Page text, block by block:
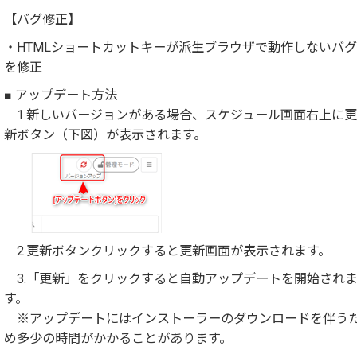
【バグ修正】
・HTMLショートカットキーが派生ブラウザで動作しないバグ
を修正
■ アップデート方法
1.新しいバージョンがある場合、スケジュール画面右上に更
新ボタン（下図）が表示されます。
2.更新ボタンクリックすると更新画面が表示されます。
3.「更新」をクリックすると自動アップデートを開始されま
す。
※アップデートにはインストーラーのダウンロードを伴う
め多少の時間がかかることがあります。